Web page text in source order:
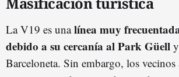
La V19 es unalínea muy
debido a su cercanía al Park Güell
Barceloneta. Sin embargo, los vecinos